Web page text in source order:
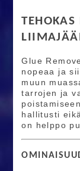
Glue
nopeaa ja
muun
tarrojen ja
hallitusti
on helppo